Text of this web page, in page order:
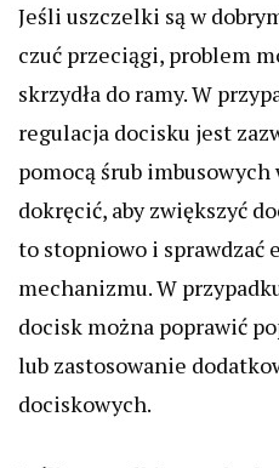
Jeśli uszczelki są w
czuć przeciągi, problem
skrzydła do ramy. W
regulacja docisku jest
pomocą śrub
dokręcić, aby zwiększyć
to stopniowo i sprawdzać
mechanizmu. W
docisk można poprawić
lub zastosowanie
dociskowych.